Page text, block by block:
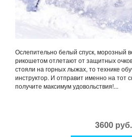
Ослепительно белый спуск, морозный
рикошетом отлетают от защитных
стояли на горных лыжах, то технике
инструктор. И отправит именно на тот
получите максимум удовольствия!...
3600 руб.